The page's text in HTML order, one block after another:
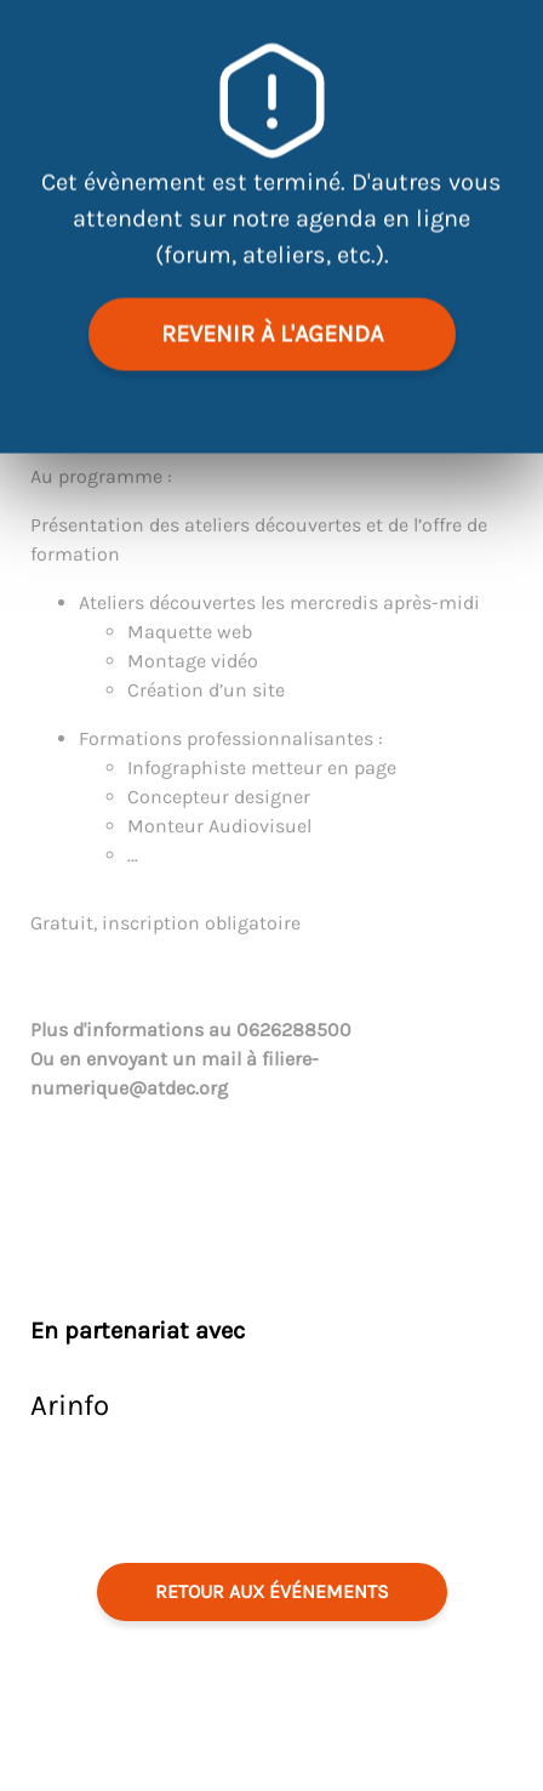
Cet évènement est terminé. D'autres vous
attendent sur notre agenda en ligne
(forum, ateliers, etc.).
REVENIR À L'AGENDA
Leaflet © OpenStreetMap
Tu es intéressé par les métiers du graphisme, de la
communication, de l’audiovisuel ou du
développement?
Au programme :
Présentation des ateliers découvertes et de l’offre de
formation
Ateliers découvertes les mercredis après-midi
Maquette web
Montage vidéo
Création d’un site
Formations professionnalisantes :
Infographiste metteur en page
Concepteur designer
Monteur Audiovisuel
…
Gratuit, inscription obligatoire
Plus d'informations au 0626288500
Ou en envoyant un mail à filiere-
numerique@atdec.org
En partenariat avec
Arinfo
RETOUR AUX ÉVÉNEMENTS